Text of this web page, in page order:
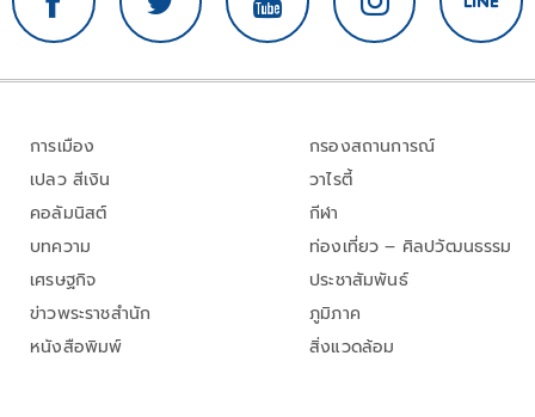
การเมือง
เปลว สีเงิน
คอลัมนิสต์
บทความ
เศรษฐกิจ
ข่าวพระราชสำนัก
หนังสือพิมพ์
กรองสถานการณ์
วาไรตี้
กีฬา
ท่องเที่ยว – ศิลปวัฒนธรรม
ประชาสัมพันธ์
ภูมิภาค
สิ่งแวดล้อม